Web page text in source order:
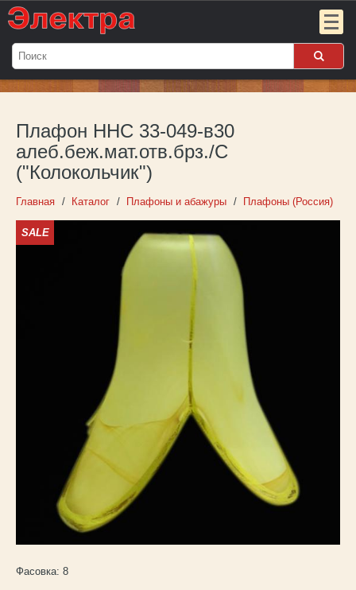
Мой
Пока
пуст
Войти
Плафон ННС 33-049-в30
алеб.беж.мат.отв.брз./С
("Колокольчик")
Главная Каталог Плафоны и абажуры Плафоны (Россия)
SALE
Фасовка: 8